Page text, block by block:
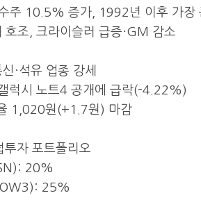
주 10.5% 증가, 1992년 이후 가장
호조, 크라이슬러 급증·GM 감소
·석유 업종 강세
럭시 노트4 공개에 급락(-4.22%)
1,020원(+1.7원) 마감
투자 포트폴리오
20%
25%